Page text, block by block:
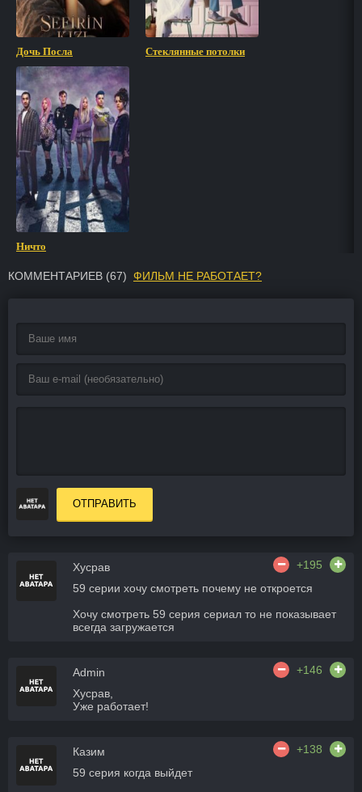
Дочь Посла Стеклянные потолки
Ничто
КОММЕНТАРИЕВ (67) ФИЛЬМ НЕ РАБОТАЕТ?
ОТПРАВИТЬ
Хусрав
+195
59 серии хочу смотреть почему не откроется
Хочу смотреть 59 серия сериал то не показывает
всегда загружается
Admin
+146
Хусрав,
Уже работает!
Казим
+138
59 серия когда выйдет